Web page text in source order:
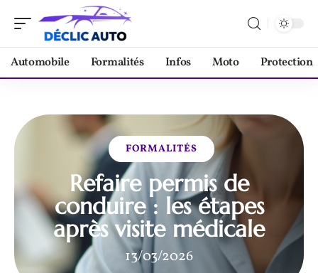
Automobile Formalités Infos Moto Protection
FORMALITÉS
Refaire permis de
conduire : les étapes
après visite médicale
13/03/2026